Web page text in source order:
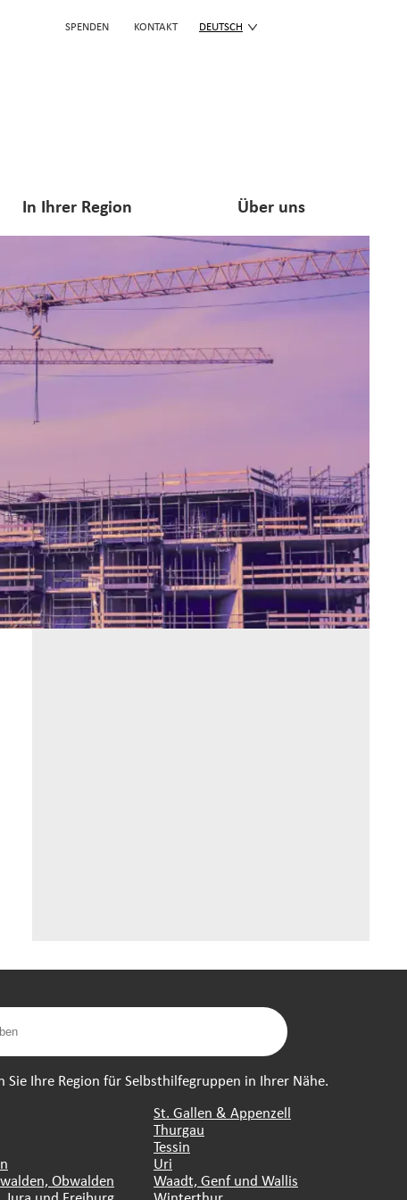
SPENDEN KONTAKT DEUTSCH
In Ihrer Region Über uns
Sie Ihre Region für Selbsthilfegruppen in Ihrer Nähe.
Obwalden
St. Gallen & Appenzell
Thurgau
Tessin
Uri
Waadt, Genf und Wallis